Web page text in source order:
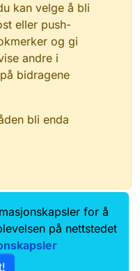
kan velge å bli
eller push-
og gi
andre i
bidragene
bli enda
oss
for å
på nettstedet